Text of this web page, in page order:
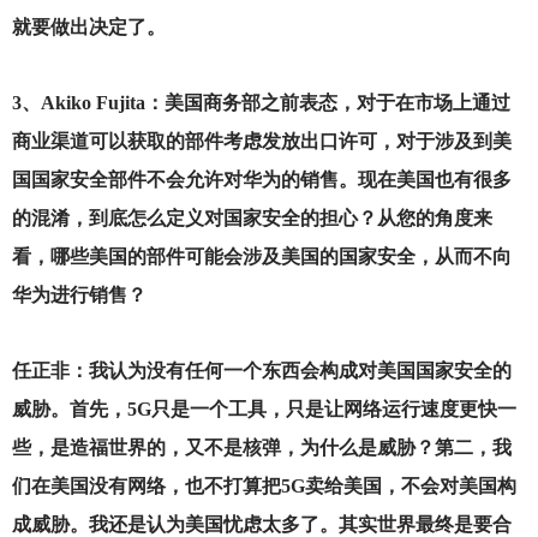
就要做出决定了。
3、Akiko Fujita：美国商务部之前表态，对于在市场上通过
商业渠道可以获取的部件考虑发放出口许可，对于涉及到美
国国家安全部件不会允许对华为的销售。现在美国也有很多
的混淆，到底怎么定义对国家安全的担心？从您的角度来
看，哪些美国的部件可能会涉及美国的国家安全，从而不向
华为进行销售？
任正非：我认为没有任何一个东西会构成对美国国家安全的
威胁。首先，5G只是一个工具，只是让网络运行速度更快一
些，是造福世界的，又不是核弹，为什么是威胁？第二，我
们在美国没有网络，也不打算把5G卖给美国，不会对美国构
成威胁。我还是认为美国忧虑太多了。其实世界最终是要合